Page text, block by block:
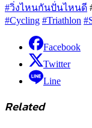
#วิ่งไหนกันปั่นไหนดี
#Cycling #Triathlon
Facebook
Twitter
Line
Related